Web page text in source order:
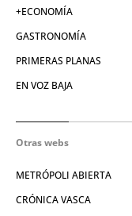
+ECONOMÍA
GASTRONOMÍA
PRIMERAS PLANAS
EN VOZ BAJA
Otras webs
METRÓPOLI ABIERTA
CRÓNICA VASCA